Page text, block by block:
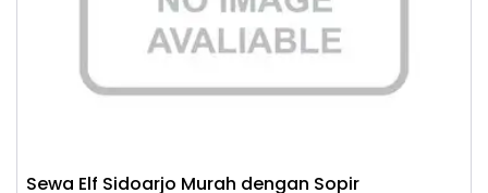
Sewa Elf Sidoarjo Murah dengan Sopir